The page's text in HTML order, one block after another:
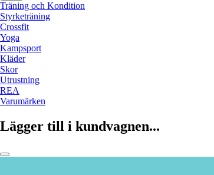
Träning och Kondition
Styrketräning
Crossfit
Yoga
Kampsport
Kläder
Skor
Utrustning
REA
Varumärken
Lägger till i kundvagnen...